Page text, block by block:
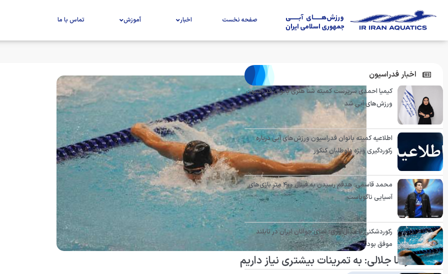
صفحه نخست اخبار آموزش تماس با ما
احمدرضا جلالی: به تمرینات بیشتری نیاز داریم
اخبار فدراسیون
کیمیا احمدی سرپرست کمیته شنا هنری بانوان فدراسیون
ورزش‌های آبی شد
اطلاعیه کمیته بانوان فدراسیون ورزش‌های آبی درباره
رکوردگیری ویژه داوطلبان کنکور
محمد قاسمی: هدفم رسیدن به فینال ۴۰۰ متر بازی‌های
آسیایی ناگویاست
رکوردشکنی یا مدال‌آوری؛ شنای جوانان ایران در تایلند
موفق بود؟